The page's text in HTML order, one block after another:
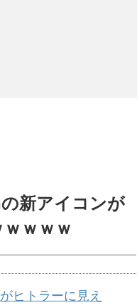
新アイコンが
ｗｗｗ
ヒトラーに見え